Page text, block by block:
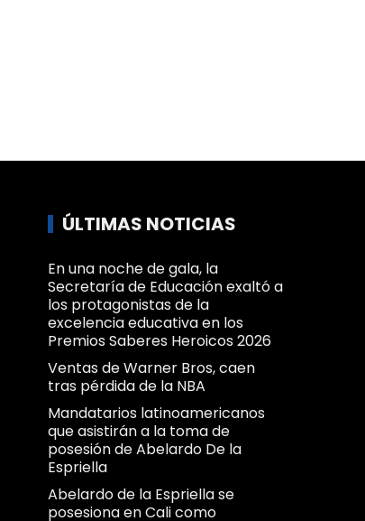
ÚLTIMAS NOTICIAS
En una noche de gala, la
Secretaría de Educación exaltó a
los protagonistas de la
excelencia educativa en los
Premios Saberes Heroicos 2026
Ventas de Warner Bros, caen
tras pérdida de la NBA
Mandatarios latinoamericanos
que asistirán a la toma de
posesión de Abelardo De la
Espriella
Abelardo de la Espriella se
posesiona en Cali como